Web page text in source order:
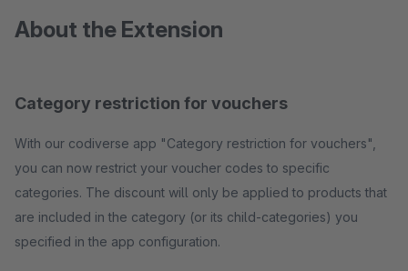
About the Extension
Category restriction for vouchers
With our codiverse app "Category restriction for vouchers",
you can now restrict your voucher codes to specific
categories. The discount will only be applied to products that
are included in the category (or its child-categories) you
specified in the app configuration.